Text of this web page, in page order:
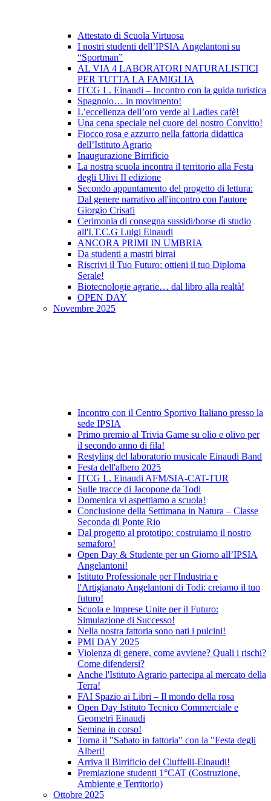
Attestato di Scuola Virtuosa
I nostri studenti dell’IPSIA Angelantoni su
“Sportman”
AL VIA 4 LABORATORI NATURALISTICI
PER TUTTA LA FAMIGLIA
ITCG L. Einaudi – Incontro con la guida turistica
Spagnolo… in movimento!
L’eccellenza dell’oro verde al Ladies cafè!
Una cena speciale nel cuore del nostro Convitto!
Fiocco rosa e azzurro nella fattoria didattica
dell’Istituto Agrario
Inaugurazione Birrificio
La nostra scuola incontra il territorio alla Festa
degli Ulivi II edizione
Secondo appuntamento del progetto di lettura:
Dal genere narrativo all'incontro con l'autore
Giorgio Crisafi
Cerimonia di consegna sussidi/borse di studio
all'I.T.C.G Luigi Einaudi
ANCORA PRIMI IN UMBRIA
Da studenti a mastri birrai
Riscrivi il Tuo Futuro: ottieni il tuo Diploma
Serale!
Biotecnologie agrarie… dal libro alla realtà!
OPEN DAY
Novembre 2025
Incontro con il Centro Sportivo Italiano presso la
sede IPSIA
Primo premio al Trivia Game su olio e olivo per
il secondo anno di fila!
Restyling del laboratorio musicale Einaudi Band
Festa dell'albero 2025
ITCG L. Einaudi AFM/SIA-CAT-TUR
Sulle tracce di Jacopone da Todi
Domenica vi aspettiamo a scuola!
Conclusione della Settimana in Natura – Classe
Seconda di Ponte Rio
Dal progetto al prototipo: costruiamo il nostro
semaforo!
Open Day & Studente per un Giorno all’IPSIA
Angelantoni!
Istituto Professionale per l'Industria e
l'Artigianato Angelantoni di Todi: creiamo il tuo
futuro!
Scuola e Imprese Unite per il Futuro:
Simulazione di Successo!
Nella nostra fattoria sono nati i pulcini!
PMI DAY 2025
Violenza di genere, come avviene? Quali i rischi?
Come difendersi?
Anche l'Istituto Agrario partecipa al mercato della
Terra!
FAI Spazio ai Libri – Il mondo della rosa
Open Day Istituto Tecnico Commerciale e
Geometri Einaudi
Semina in corso!
Torna il "Sabato in fattoria" con la "Festa degli
Alberi!
Arriva il Birrificio del Ciuffelli-Einaudi!
Premiazione studenti 1°CAT (Costruzione,
Ambiente e Territorio)
Ottobre 2025